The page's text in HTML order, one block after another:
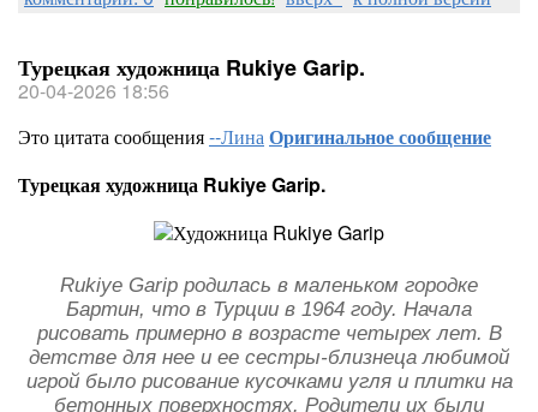
Турецкая художница Rukiye Garip.
20-04-2026 18:56
Это цитата сообщения--ЛинаОригинальное сообщение
Турецкая художница Rukiye Garip.
Rukiye Garip родилась в маленьком городке
Бартин, что в Турции в 1964 году. Начала
рисовать примерно в возрасте четырех лет. В
детстве для нее и ее сестры-близнеца любимой
игрой было рисование кусочками угля и плитки на
бетонных поверхностях. Родители их были